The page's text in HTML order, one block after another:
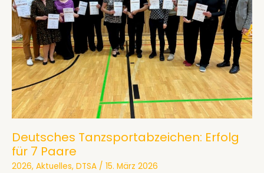
Deutsches Tanzsportabzeichen: Erfolg
für 7 Paare
2026, Aktuelles, DTSA / 15. März 2026